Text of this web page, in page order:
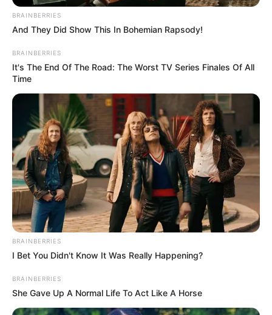
BRAINBERRIES
And They Did Show This In Bohemian Rapsody!
BRAINBERRIES
It's The End Of The Road: The Worst TV Series Finales Of All
Time
BRAINBERRIES
I Bet You Didn't Know It Was Really Happening?
BRAINBERRIES
She Gave Up A Normal Life To Act Like A Horse